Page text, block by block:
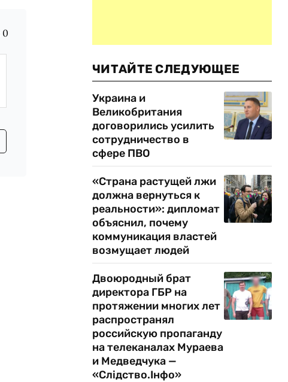
0
ЧИТАЙТЕ СЛЕДУЮЩЕЕ
Украина и
Великобритания
договорились усилить
сотрудничество в
сфере ПВО
«Страна растущей лжи
должна вернуться к
реальности»: дипломат
объяснил, почему
коммуникация властей
возмущает людей
Двоюродный брат
директора ГБР на
протяжении многих лет
распространял
российскую пропаганду
на телеканалах Мураева
и Медведчука —
«Слідство.Інфо»